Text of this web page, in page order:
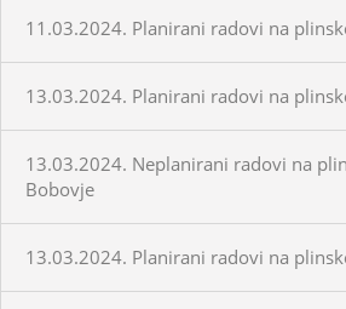
11.03.2024. Planirani radovi na
13.03.2024. Planirani radovi na
13.03.2024. Neplanirani radovi na
Bobovje
13.03.2024. Planirani radovi na